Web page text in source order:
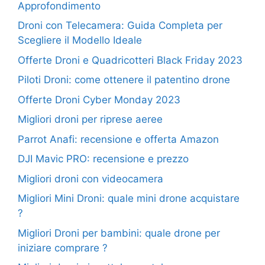
Approfondimento
Droni con Telecamera: Guida Completa per
Scegliere il Modello Ideale
Offerte Droni e Quadricotteri Black Friday 2023
Piloti Droni: come ottenere il patentino drone
Offerte Droni Cyber Monday 2023
Migliori droni per riprese aeree
Parrot Anafi: recensione e offerta Amazon
DJI Mavic PRO: recensione e prezzo
Migliori droni con videocamera
Migliori Mini Droni: quale mini drone acquistare
?
Migliori Droni per bambini: quale drone per
iniziare comprare ?